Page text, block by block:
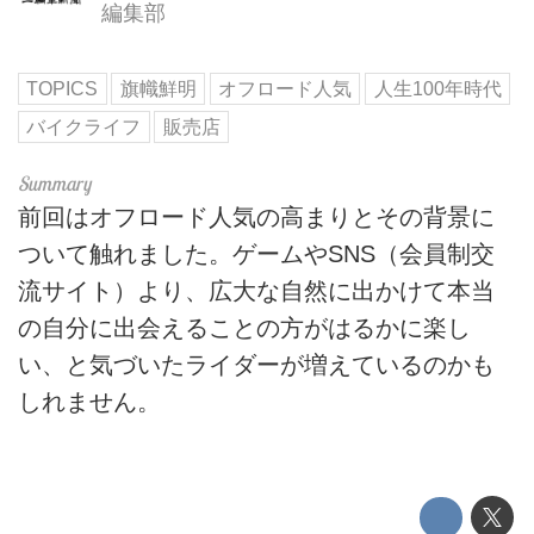
編集部
TOPICS 旗幟鮮明 オフロード人気
人生100年時代
バイクライフ
販売店
前回はオフロード人気の高まりとその背景に
ついて触れました。ゲームやSNS（会員制交
流サイト）より、広大な自然に出かけて本当
の自分に出会えることの方がはるかに楽し
い、と気づいたライダーが増えているのかも
しれません。